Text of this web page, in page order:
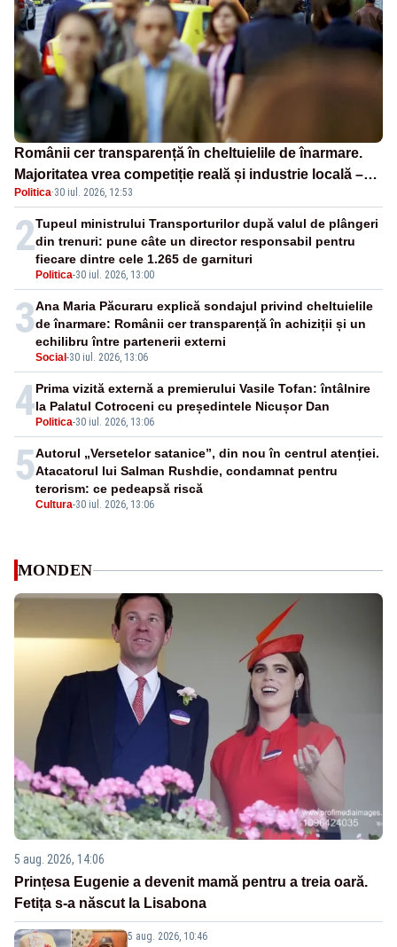
Românii cer transparență în cheltuielile de înarmare.
Majoritatea vrea competiție reală și industrie locală –
SONDAJ
Politica·30 iul. 2026, 12:53
2
Politica-30 iul. 2026, 13:00
Tupeul ministrului Transporturilor după valul de plângeri
din trenuri: pune câte un director responsabil pentru
fiecare dintre cele 1.265 de garnituri
3
Social -30 iul. 2026, 13:06
Ana Maria Păcuraru explică sondajul privind cheltuielile
de înarmare: Românii cer transparență în achiziții și un
echilibru între partenerii externi
4 Politica-30 iul. 2026, 13:06
Prima vizită externă a premierului Vasile Tofan: întâlnire
la Palatul Cotroceni cu președintele Nicușor Dan
5
Cultura-30 iul. 2026, 13:06
Autorul „Versetelor satanice”, din nou în centrul atenției.
Atacatorul lui Salman Rushdie, condamnat pentru
terorism: ce pedeapsă riscă
MONDEN
5 aug. 2026, 14:06
Prințesa Eugenie a devenit mamă pentru a treia oară.
Fetița s-a născut la Lisabona
5 aug. 2026, 10:46